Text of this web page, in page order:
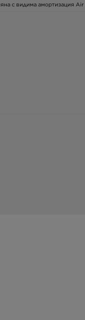
с видима амортизация